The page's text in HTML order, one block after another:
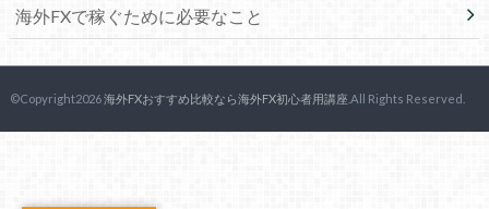
海外FXで稼ぐために必要なこと
©Copyright2026海外FXおすすめ比較なら海外FX初心者用講座 .All Rights Reserved.